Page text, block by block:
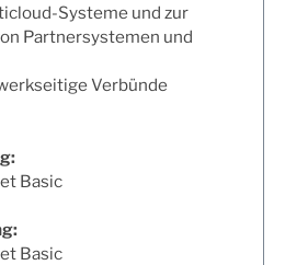
Systeme und zur
Partnersystemen und
Verbünde
Basic
Basic